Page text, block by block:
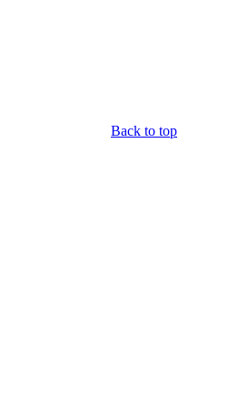
Back to top